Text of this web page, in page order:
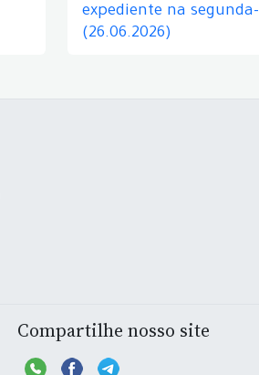
expediente na
(26.06.2026)
Compartilhe nosso site